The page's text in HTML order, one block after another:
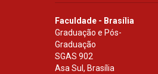
Faculdade - Brasília
Graduação e Pós-
Graduação
SGAS 902
Asa Sul, Brasília